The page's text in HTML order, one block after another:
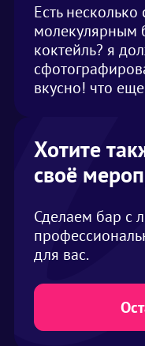
Есть
молекулярным
коктейль? я
вкусно! что еще
Хотите
своё
Сделаем бар с
для вас.